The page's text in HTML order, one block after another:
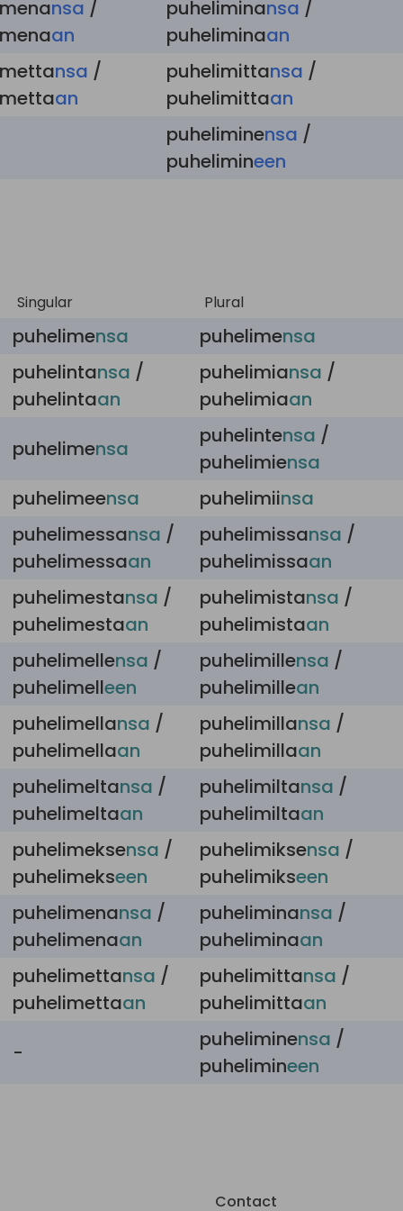
nsa /
an
puheliminansa /
puheliminaan
nsa /
an
puhelimittansa /
puhelimittaan
puheliminensa /
puhelimineen
Singular Plural
puhelimensa puhelimensa
puhelintansa /
puhelintaan
puhelimiansa /
puhelimiaan
puhelimensa
puhelintensa /
puhelimiensa
puhelimeensa puhelimiinsa
puhelimessansa /
puhelimessaan
puhelimissansa /
puhelimissaan
puhelimestansa /
puhelimestaan
puhelimistansa /
puhelimistaan
puhelimellensa /
puhelimelleen
puhelimillensa /
puhelimillean
puhelimellansa /
puhelimellaan
puhelimillansa /
puhelimillaan
puhelimeltansa /
puhelimeltaan
puhelimiltansa /
puhelimiltaan
puhelimeksensa /
puhelimekseen
puhelimiksensa /
puhelimikseen
puhelimenansa /
puhelimenaan
puheliminansa /
puheliminaan
puhelimettansa /
puhelimettaan
puhelimittansa /
puhelimittaan
-
puheliminensa /
puhelimineen
Contact